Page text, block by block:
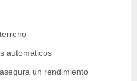
automáticos
un rendimiento